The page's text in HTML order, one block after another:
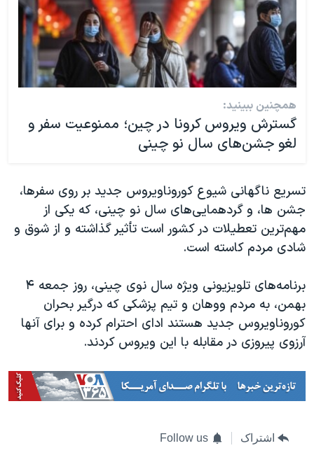
همچنین ببینید:
گسترش ویروس کرونا در چین؛ ممنوعیت سفر و
لغو جشن‌های سال نو چینی
تسریع ناگهانی شیوع کوروناویروس جدید بر روی سفرها،
جشن ها، و گردهمایی‌های سال نو چینی، که یکی از
مهم‌ترین تعطیلات در کشور است تأثیر گذاشته و از شوق و
شادی مردم کاسته است.
برنامه‌های تلویزیونی ویژه سال نوی چینی، روز جمعه ۴
بهمن، به مردم ووهان و تیم پزشکی که درگیر بحران
کوروناویروس جدید هستند ادای احترام کرده و برای آنها
آرزوی پیروزی در مقابله با این ویروس کردند.
اشتراک Follow us